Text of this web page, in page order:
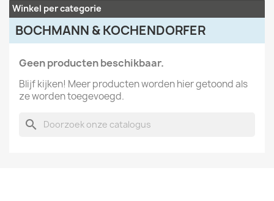
Winkel per categorie
BOCHMANN & KOCHENDORFER
Geen producten beschikbaar.
Blijf kijken! Meer producten worden hier getoond als
ze worden toegevoegd.
search